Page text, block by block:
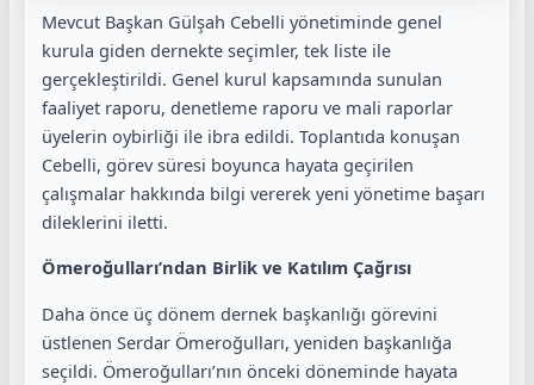
Mevcut Başkan Gülşah Cebelli yönetiminde genel
kurula giden dernekte seçimler, tek liste ile
gerçekleştirildi. Genel kurul kapsamında sunulan
faaliyet raporu, denetleme raporu ve mali raporlar
üyelerin oybirliği ile ibra edildi. Toplantıda konuşan
Cebelli, görev süresi boyunca hayata geçirilen
çalışmalar hakkında bilgi vererek yeni yönetime başarı
dileklerini iletti.
Ömeroğulları’ndan Birlik ve Katılım Çağrısı
Daha önce üç dönem dernek başkanlığı görevini
üstlenen Serdar Ömeroğulları, yeniden başkanlığa
seçildi. Ömeroğulları’nın önceki döneminde hayata